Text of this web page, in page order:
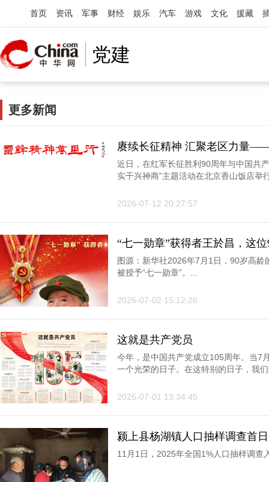
首页 资讯 军事 财经 娱乐 汽车 游戏 文化 援藏
党建
更多新闻
赓续长征精神 汇聚老区力量
商”主题活动在京举行
近日，在红军长征胜利90周年与中国共
实干兴神商”主题活动在北京香山饭店举
2026-07-12 20:27:57
“七一勋章”获得者王於昌，这
空传奇
图源：新华社2026年7月1日，90岁高
被授予“七一勋章”。...
2026-07-02 15:12:26
这就是共产党员
今年，是中国共产党成立105周年。当7
一个光荣的日子。在这特别的日子，我
2026-07-01 13:34:45
颍上县杨湖镇人口抽样调查首
基
11月1日，2025年全国1%人口抽样调查